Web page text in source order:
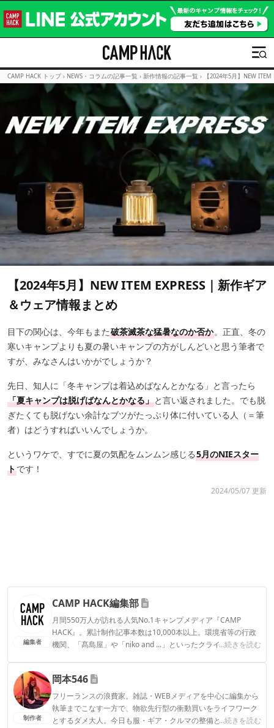
CAMP HACK トップ › NEWS・コラムの記事一覧 › 新作情報の記事一覧 › 【2024年5月】NEW
【2024年5月】NEW ITEM EXPRESS｜新作ギア
＆ウェア情報まとめ
目下の関心は、今年もまた破茶滅茶な猛暑なのか否か。正直、冬の
寒いキャンプよりも夏の暑いキャンプの方がしんどいと思う筆者で
すが、みなさんはいかがでしょうか？
先日、知人に「冬キャンプは着込めばなんとかなる」と言ったら
「夏キャンプは脱げばなんとかなる」と言い返されました。でも脱
ぎたくても脱げない余計なブツがたっぷり体に付いている人（＝筆
者）はどうすればいいんでしょうか。
というワケで、すでに夏の気配をムンムン感じる5月のNIEスター
トです！
2024/05/07 更新
編集者
CAMP HACK編集部
月間550万人が訪れる人気No.1キャンプメディア『CAMP
HACK』。累計制作記事本数は10,000本以上。環境省等の行政
機関、「髙島屋」や「niko and ...」といったクライアントとの
...続きを読む
CAMP HACK編集部のプロフィール
制作者
岡本546
フリーランスの浪費家。雑誌・WEBメディアを中心に編集から
執筆までこなす一方で、物欲先行型の衝動買いをライフワーク
とするダメ大人。今日も服・ギア・クルマの整備と浪費に余念
...続きを読む